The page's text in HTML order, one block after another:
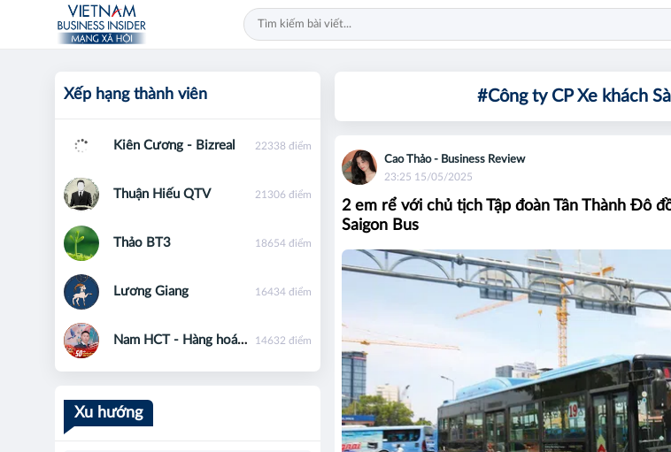
#Công ty CP Xe khách
Cao Thảo - Business Review
23:25 15/05/2025
2 em rể với chủ tịch Tập đoàn Tân Thành Đô
Saigon Bus
Xếp hạng thành viên
Kiên Cương - Bizreal 22338 điểm
Thuận Hiếu QTV 21306 điểm
Thảo BT3 18654 điểm
Lương Giang 16434 điểm
Nam HCT - Hàng hoá phái sinh - 0867091553 14632 điểm
Xu hướng